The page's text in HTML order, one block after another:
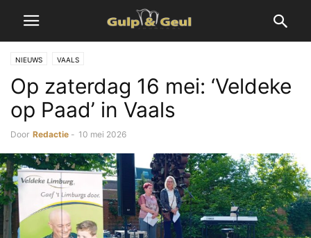
NIEUWS VAALS
Op zaterdag 16 mei: ‘Veldeke
op Paad’ in Vaals
Door Redactie - 10 mei 2026